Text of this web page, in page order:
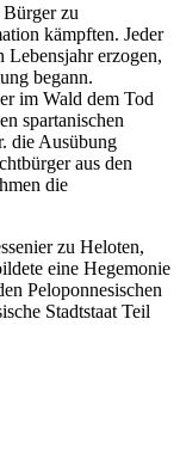
zu
kämpften. Jeder
Lebensjahr erzogen,
begann.
im Wald dem Tod
spartanischen
die Ausübung
aus den
die
zu Heloten,
eine Hegemonie
Peloponnesischen
Stadtstaat Teil